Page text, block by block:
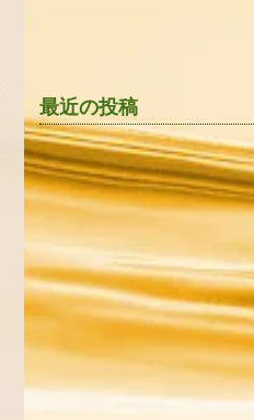
最近の投稿